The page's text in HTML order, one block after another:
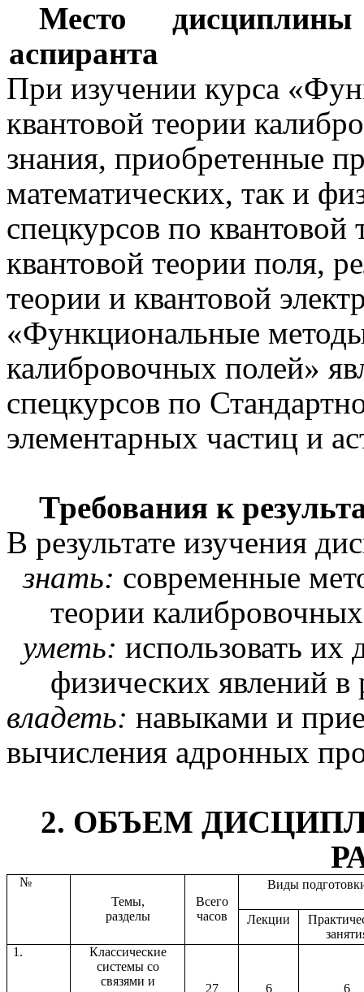
Место
аспиранта
При изучении курса
квантовой теории
знания, приобретенные
математических, так и
спецкурсов по квантовой
квантовой теории поля,
теории и квантовой
«Функциональные
калибровочных полей»
спецкурсов по
элементарных частиц и
Требования к
В результате изучения
знать: современные
теории
уметь: использовать их
физических явлений
владеть: навыками и
вычисления адронных
2. ОБЪЕМ
№
Темы,
разделы
Всего
часов
Виды
Лекции
1.
Классические
системы со
связями и
27 6 6